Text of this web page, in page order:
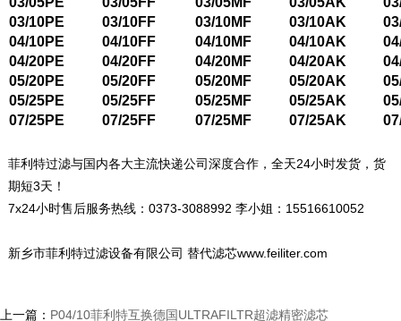
03/10PE
03/10FF 03/10MF 03/10AK
04/10PE
04/10FF 04/10MF 04/10AK
04/20PE
04/20FF 04/20MF 04/20AK
05/20PE
05/20FF 05/20MF 05/20AK
05/25PE
05/25FF 05/25MF 05/25AK
07/25PE
07/25FF 07/25MF 07/25AK
菲利特过滤与国内各大主流快递公司深度合作，全天24小时发货，货
期短3天！
7x24小时售后服务热线：0373-3088992 李小姐：15516610052
新乡市菲利特过滤设备有限公司 替代滤芯www.feiliter.com
上一篇： P04/10菲利特互换德国ULTRAFILTR超滤精密滤芯